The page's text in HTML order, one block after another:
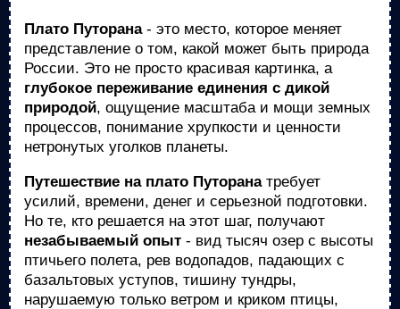
Плато Путорана- это место, которое меняет
представление о том, какой может быть природа
России. Это не просто красивая картинка, а
глубокое переживание единения с дикой
природой, ощущение масштаба и мощи земных
процессов, понимание хрупкости и ценности
нетронутых уголков планеты.
Путешествие на плато Путоранатребует
усилий, времени, денег и серьезной подготовки.
Но те, кто решается на этот шаг, получают
незабываемый опыт - вид тысяч озер с высоты
птичьего полета, рев водопадов, падающих с
базальтовых уступов, тишину тундры,
нарушаемую только ветром и криком птицы,